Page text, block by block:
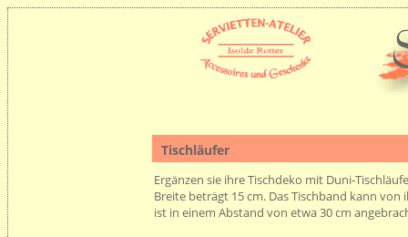
Tischläufer
Ergänzen sie ihre Tischdeko mit Duni-
Breite beträgt 15 cm. DasTischband kann von
ist in einem Abstand von etwa 30 cm